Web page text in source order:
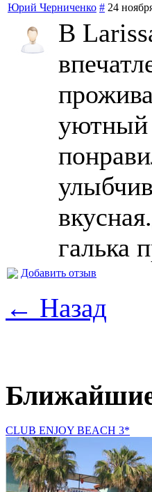
Юрий Черниченко # 24
В
уютный
галька
Добавить отзыв
← Назад
CLUB ENJOY BEACH 3*